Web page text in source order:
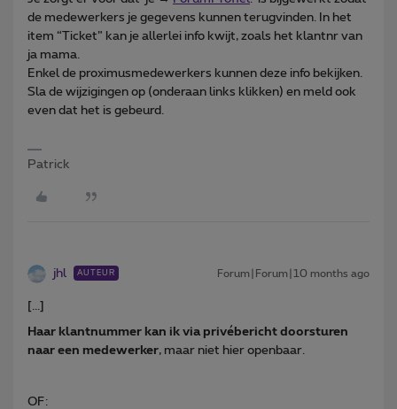
de medewerkers je gegevens kunnen terugvinden. In het
item “Ticket” kan je allerlei info kwijt, zoals het klantnr van
ja mama.
Enkel de proximusmedewerkers kunnen deze info bekijken.
Sla de wijzigingen op (onderaan links klikken) en meld ook
even dat het is gebeurd.
Patrick
jhl AUTEUR Forum|Forum|10 months ago
[...]
Haar klantnummer kan ik via privébericht doorsturen
naar een medewerker, maar niet hier openbaar.
OF: